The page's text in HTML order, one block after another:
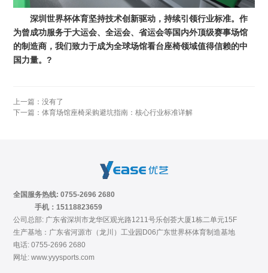
深圳世界杯体育坚持技术创新驱动，持续引领行业标准。作
为曾成功服务于大运会、全运会、省运会等国内外顶级赛事场馆
的制造商，我们致力于成为全球场馆看台座椅领域值得信赖的中
国力量。?
上一篇：没有了
下一篇：体育场馆座椅采购避坑指南：核心行业标准详解
全国服务热线: 0755-2696 2680
手机：15118823659
公司总部: 广东省深圳市龙华区观光路1211号乐创荟大厦1栋二单元15F
生产基地：广东省河源市（龙川）工业园D06广东世界杯体育制造基地
电话: 0755-2696 2680
网址: www.yyysports.com